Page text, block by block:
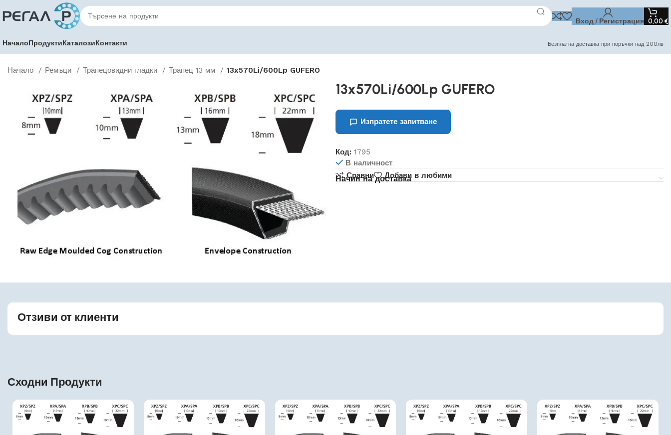
Вход / Регистрация 0,00 €
НачалоПродуктиКаталозиКонтакти Безплатна доставка при поръчки над 200лв
Начало Ремъци Трапецовидни гладки Трапец 13 мм 13x570Li/600Lp GUFERO
13x570Li/600Lp GUFERO
Изпратете запитване
Код: 1795
В наличност
Сравни
Добави в любими
Начин на доставка
Отзиви от клиенти
Сходни Продукти